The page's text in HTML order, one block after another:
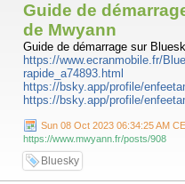
Guide de
de Mwyann
Guide de démarrage sur
https://www.ecranmobile.fr/
rapide_a74893.html
https://bsky.app/profile/
https://bsky.app/profile/
Sun 08 Oct 2023 06:34:25 AM
https://www.mwyann.fr/posts/908
Bluesky